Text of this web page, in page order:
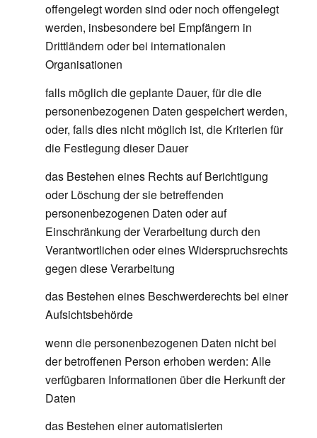
offengelegt worden sind oder noch offengelegt
werden, insbesondere bei Empfängern in
Drittländern oder bei internationalen
Organisationen
falls möglich die geplante Dauer, für die die
personenbezogenen Daten gespeichert werden,
oder, falls dies nicht möglich ist, die Kriterien für
die Festlegung dieser Dauer
das Bestehen eines Rechts auf Berichtigung
oder Löschung der sie betreffenden
personenbezogenen Daten oder auf
Einschränkung der Verarbeitung durch den
Verantwortlichen oder eines Widerspruchsrechts
gegen diese Verarbeitung
das Bestehen eines Beschwerderechts bei einer
Aufsichtsbehörde
wenn die personenbezogenen Daten nicht bei
der betroffenen Person erhoben werden: Alle
verfügbaren Informationen über die Herkunft der
Daten
das Bestehen einer automatisierten